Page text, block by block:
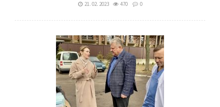
21. 02. 2023 470 0